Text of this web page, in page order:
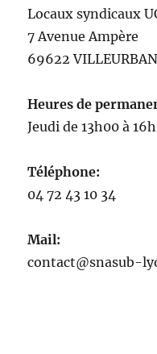
Locaux syndicaux
7 Avenue Ampère
69622
Heures de
Jeudi de 13h00 à
Téléphone:
04 72 43 10 34
Mail:
contact@snasub-